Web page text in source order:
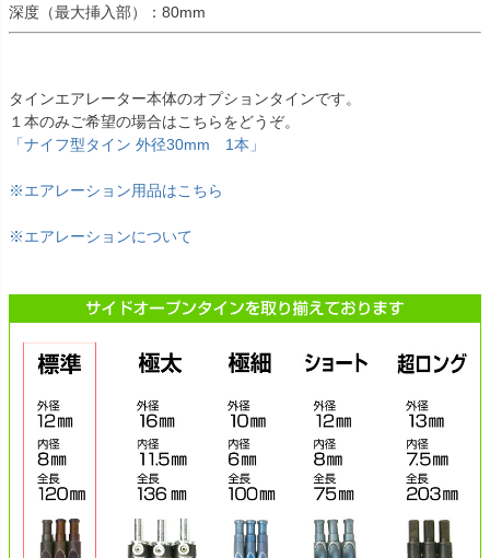
深度（最大挿入部）：80mm
タインエアレーター本体のオプションタインです。
１本のみご希望の場合はこちらをどうぞ。
「ナイフ型タイン 外径30mm 1本」
※エアレーション用品はこちら
※エアレーションについて